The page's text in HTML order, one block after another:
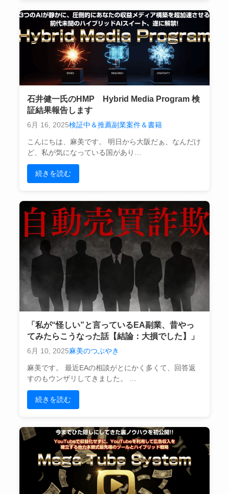
石井健一氏のHMP Hybrid Media Program 検
証結果報告します
6月 16, 2025検証中＆推薦副業案件＆書籍
こんにちは、麻美です。 明日から大阪だぁ、なんだけ
ど、私が気になっている国があり…
続きを読む
「私が“怪しい”と言っているEA副業、昔やっ
てみたらこうなった話【結論：大損でした】」
6月 10, 2025麻美のつぶやき
麻美です。 最近EAの相談がとにかく多くて、回答返
すのもウンザリしてきました。 …
続きを読む